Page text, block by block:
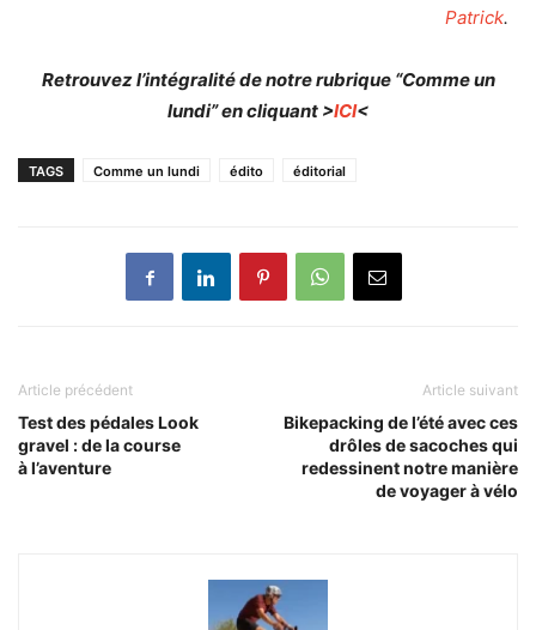
Patrick.
Retrouvez l’intégralité de notre rubrique “Comme un
lundi” en cliquant >ICI<
TAGS Comme un lundi édito éditorial
Article précédent
Test des pédales Look
gravel : de la course
à l’aventure
Article suivant
Bikepacking de l’été avec ces
drôles de sacoches qui
redessinent notre manière
de voyager à vélo